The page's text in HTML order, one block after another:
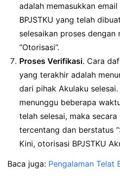
adalah memasukkan
BPJSTKU yang telah
selesaikan proses dengan
“Otorisasi”.
Proses Verifikasi. Cara
yang terakhir adalah
dari pihak Akulaku
menunggu beberapa
telah selesai, maka
tercentang dan berstatus
Kini, otorisasi BPJSTKU
Baca juga: Pengalaman Telat